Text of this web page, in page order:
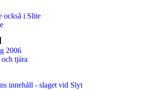
också i Slite
2006
tjära
innehåll - slaget vid Slyt